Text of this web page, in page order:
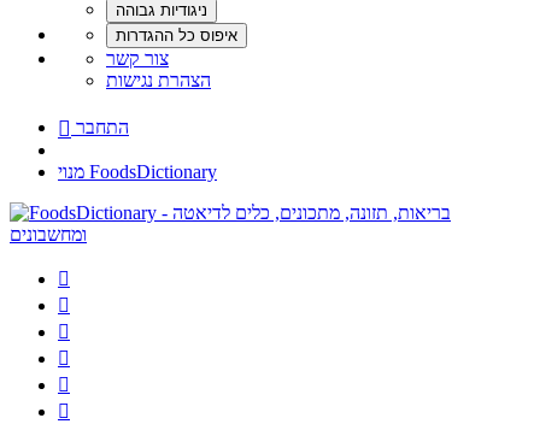
צור קשר
הצהרת נגישות
 התחבר
מנוי FoodsDictionary





